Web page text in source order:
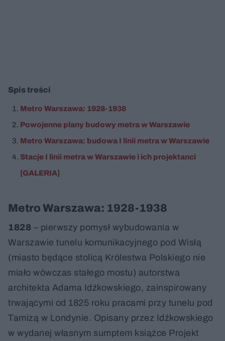
Spis treści
Metro Warszawa: 1928-1938
Powojenne plany budowy metra w Warszawie
Metro Warszawa: budowa I linii metra w Warszawie
Stacje I linii metra w Warszawie i ich projektanci
[GALERIA]
Metro Warszawa: 1928-1938
1828 – pierwszy pomysł wybudowania w
Warszawie tunelu komunikacyjnego pod Wisłą
(miasto będące stolicą Królestwa Polskiego nie
miało wówczas stałego mostu) autorstwa
architekta Adama Idźkowskiego, zainspirowany
trwającymi od 1825 roku pracami przy tunelu pod
Tamizą w Londynie. Opisany przez Idźkowskiego
w wydanej własnym sumptem książce Projekt